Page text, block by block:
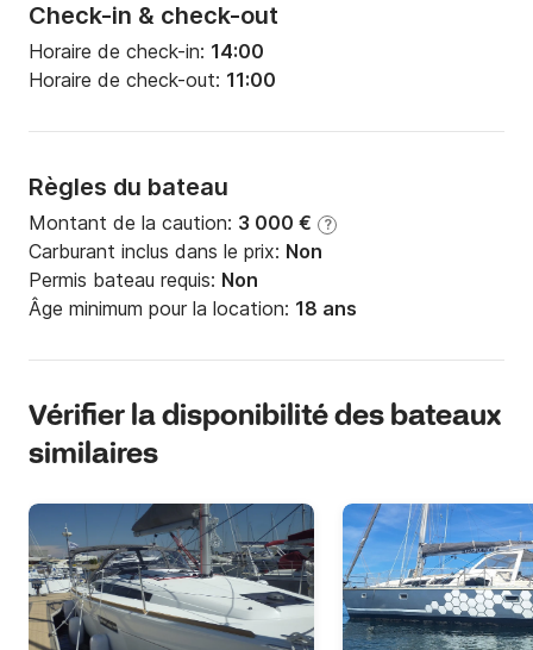
Check-in & check-out
Horaire de check-in: 14:00
Horaire de check-out: 11:00
Règles du bateau
Montant de la caution: 3 000 € ?
Carburant inclus dans le prix: Non
Permis bateau requis: Non
Âge minimum pour la location: 18 ans
Vérifier la disponibilité des bateaux
similaires